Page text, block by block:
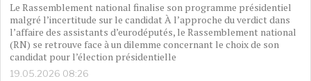
Le Rassemblement national finalise son programme présidentiel
malgré l’incertitude sur le candidat À l’approche du verdict dans
l’affaire des assistants d’eurodéputés, le Rassemblement national
(RN) se retrouve face à un dilemme concernant le choix de son
candidat pour l’élection présidentielle
19.05.2026 08:26